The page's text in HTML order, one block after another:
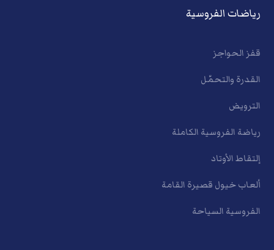
رياضات الفروسية
قفز الحواجز
القدرة والتحمّل
الترويض
رياضة الفروسية الكاملة
إلتقاط الأوتاد
ألعاب خيول قصيرة القامة
الفروسية السياحة